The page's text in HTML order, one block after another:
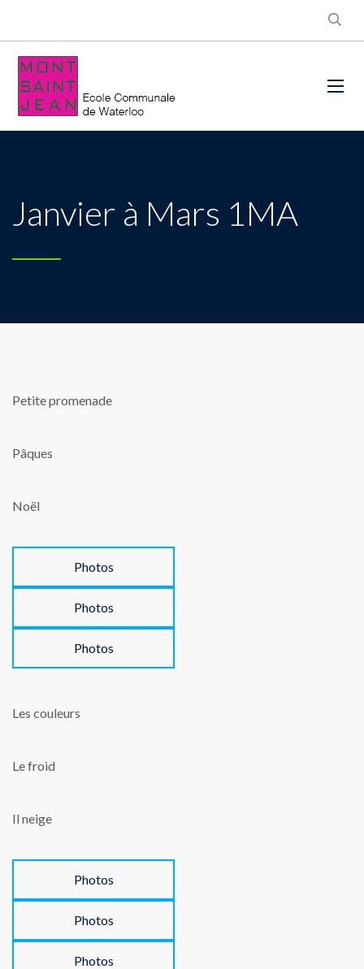
Janvier à Mars 1MA
Petite promenade
Pâques
Noël
Photos
Photos
Photos
Les couleurs
Le froid
Il neige
Photos
Photos
Photos